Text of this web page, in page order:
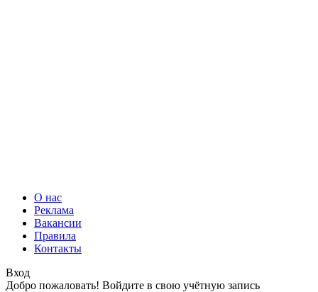
О нас
Реклама
Вакансии
Правила
Контакты
Вход
Добро пожаловать! Войдите в свою учётную запись